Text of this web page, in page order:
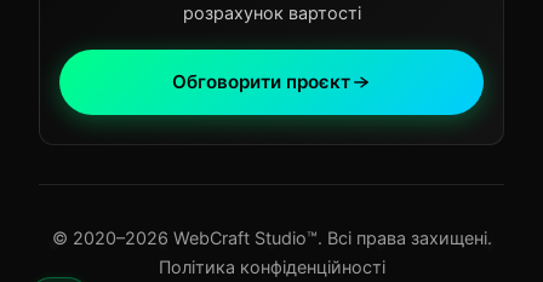
розрахунок вартості
Обговорити проєкт
© 2020–2026 WebCraft Studio™. Всі права захищені.
Політика конфіденційності